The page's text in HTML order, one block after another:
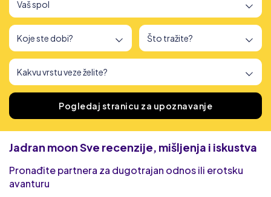
Pronašli smoPogledaj stranicu za upoznavanje
Jadran moonSve recenzije, mišljenja i iskustva
Pronađite partnera za dugotrajan odnos ili erotsku
avanturu